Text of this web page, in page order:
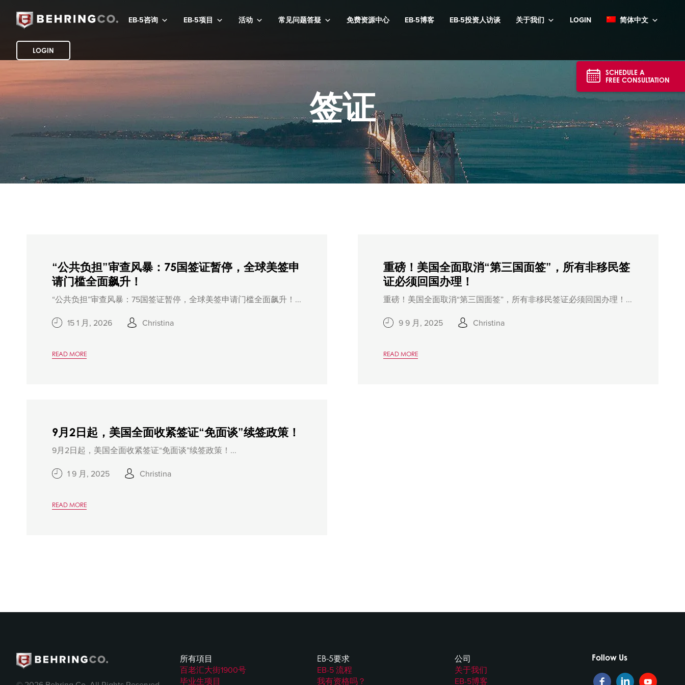
EB-5咨询 EB-5项目 活动 常见问题答疑 免费资源中心 EB-5博客 EB-5投资人访谈 关于我们 LOGIN 简体中文
LOGIN
签证
“公共负担”审查风暴：75国签证暂停，全球美签申
请门槛全面飙升！
“公共负担”审查风暴：75国签证暂停，全球美签申请门槛全面飙升！...
15 1 月, 2026 Christina
READ MORE
重磅！美国全面取消“第三国面签”，所有非移民签
证必须回国办理！
重磅！美国全面取消“第三国面签”，所有非移民签证必须回国办理！...
9 9 月, 2025 Christina
READ MORE
9月2日起，美国全面收紧签证“免面谈”续签政策！
9月2日起，美国全面收紧签证“免面谈”续签政策！...
1 9 月, 2025 Christina
READ MORE
所有項目
百老汇大街1900号
毕业生项目
EB-5要求
EB-5 流程
我有资格吗？
公司
关于我们
EB-5博客
Follow Us
SCHEDULE A
FREE CONSULTATION